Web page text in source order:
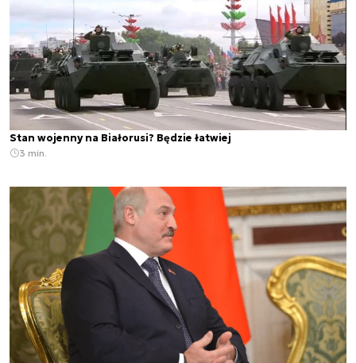
Stan wojenny na Białorusi? Będzie łatwiej
3 min.